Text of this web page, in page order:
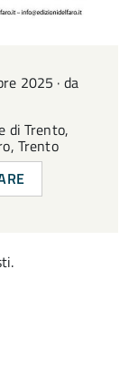
2025 · da
di Trento,
Trento